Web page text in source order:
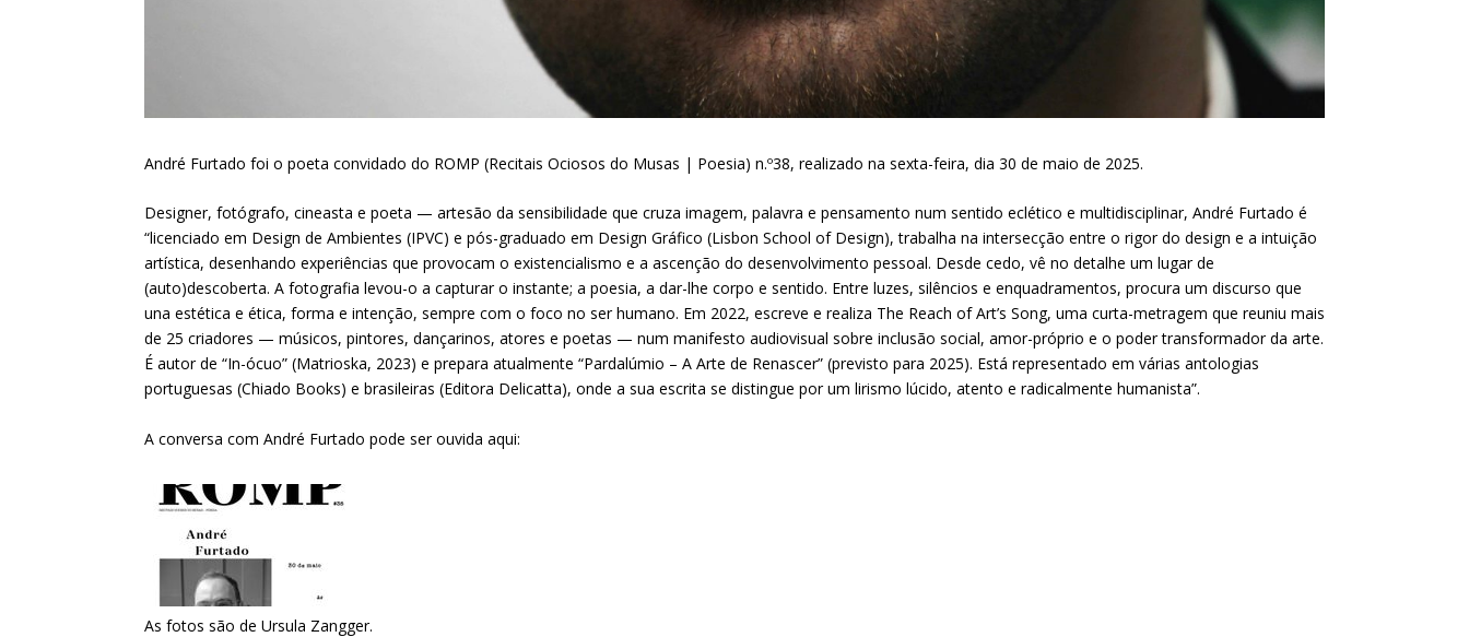
André Furtado foi o poeta convidado do ROMP (Recitais Ociosos do Musas | Poesia) n.º38, realizado na sexta-feira, dia 30 de maio de 2025.
Designer, fotógrafo, cineasta e poeta — artesão da sensibilidade que cruza imagem, palavra e pensamento num sentido eclético e multidisciplinar, André Furtado é
“licenciado em Design de Ambientes (IPVC) e pós-graduado em Design Gráfico (Lisbon School of Design), trabalha na intersecção entre o rigor do design e a intuição
artística, desenhando experiências que provocam o existencialismo e a ascenção do desenvolvimento pessoal. Desde cedo, vê no detalhe um lugar de
(auto)descoberta. A fotografia levou-o a capturar o instante; a poesia, a dar-lhe corpo e sentido. Entre luzes, silêncios e enquadramentos, procura um discurso que
una estética e ética, forma e intenção, sempre com o foco no ser humano. Em 2022, escreve e realiza The Reach of Art’s Song, uma curta-metragem que reuniu mais
de 25 criadores — músicos, pintores, dançarinos, atores e poetas — num manifesto audiovisual sobre inclusão social, amor-próprio e o poder transformador da arte.
É autor de “In-ócuo” (Matrioska, 2023) e prepara atualmente “Pardalúmio – A Arte de Renascer” (previsto para 2025). Está representado em várias antologias
portuguesas (Chiado Books) e brasileiras (Editora Delicatta), onde a sua escrita se distingue por um lirismo lúcido, atento e radicalmente humanista”.
A conversa com André Furtado pode ser ouvida aqui:
As fotos são de Ursula Zangger.